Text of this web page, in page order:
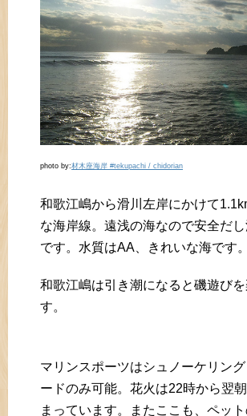
photo by:材木座海岸 #tekupachi / chidorian
和歌江嶋から滑川左岸にかけて
な海岸線。遠浅の海なので安全だ
です。水質はAA、きれいな海です。
和歌江嶋は引き潮になると磯遊びを
す。
マリンスポーツはシュノーケリン
ードのみ可能。花火は22時から翌
まっています。またここも、ペッ